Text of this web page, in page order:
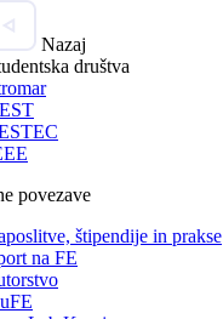
Nazaj
društva
povezave
štipendije in prakse
na FE